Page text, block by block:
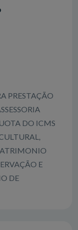
PRESTAÇÃO
DO ICMS
E
DE